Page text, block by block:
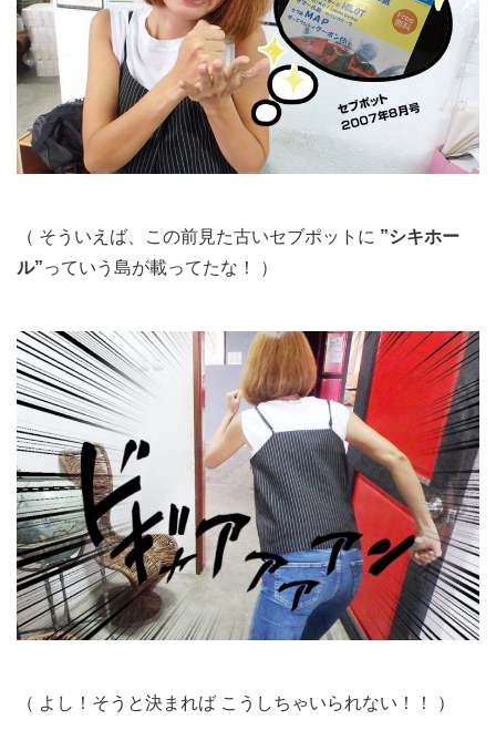
（ そういえば、この前見た古いセブポットに ”シキホー
ル”っていう島が載ってたな！ ）
（ よし！そうと決まれば こうしちゃいられない！！ ）